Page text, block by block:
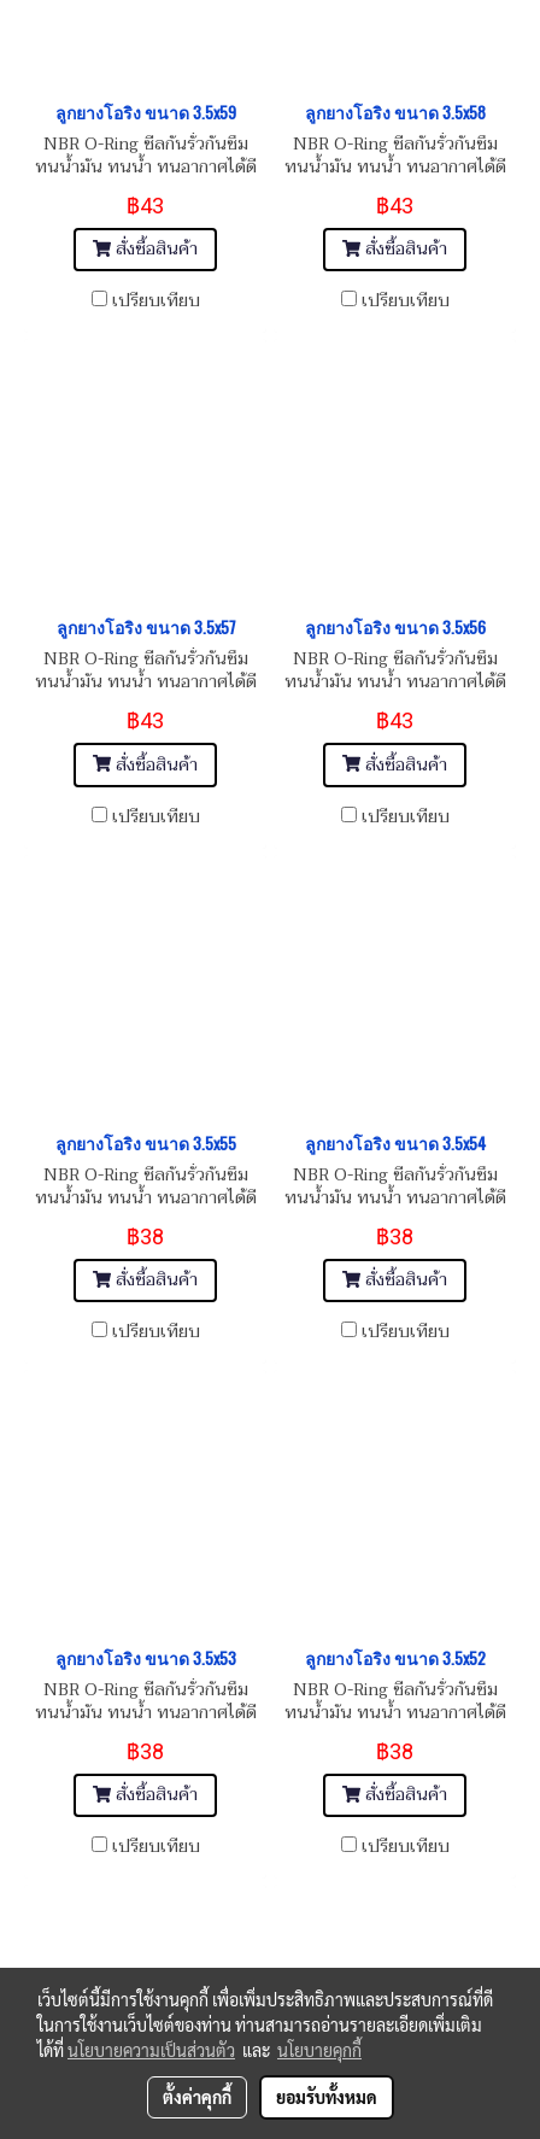
ลูกยางโอริง ขนาด 3.5x59
NBR O-Ring ซีลกันรั่วกันซึม
ทนน้ำมัน ทนน้ำ ทนอากาศได้ดี
฿43
สั่งซื้อสินค้า
เปรียบเทียบ
ลูกยางโอริง ขนาด 3.5x58
NBR O-Ring ซีลกันรั่วกันซึม
ทนน้ำมัน ทนน้ำ ทนอากาศได้ดี
฿43
สั่งซื้อสินค้า
เปรียบเทียบ
ลูกยางโอริง ขนาด 3.5x57
NBR O-Ring ซีลกันรั่วกันซึม
ทนน้ำมัน ทนน้ำ ทนอากาศได้ดี
฿43
สั่งซื้อสินค้า
เปรียบเทียบ
ลูกยางโอริง ขนาด 3.5x56
NBR O-Ring ซีลกันรั่วกันซึม
ทนน้ำมัน ทนน้ำ ทนอากาศได้ดี
฿43
สั่งซื้อสินค้า
เปรียบเทียบ
ลูกยางโอริง ขนาด 3.5x55
NBR O-Ring ซีลกันรั่วกันซึม
ทนน้ำมัน ทนน้ำ ทนอากาศได้ดี
฿38
สั่งซื้อสินค้า
เปรียบเทียบ
ลูกยางโอริง ขนาด 3.5x54
NBR O-Ring ซีลกันรั่วกันซึม
ทนน้ำมัน ทนน้ำ ทนอากาศได้ดี
฿38
สั่งซื้อสินค้า
เปรียบเทียบ
ลูกยางโอริง ขนาด 3.5x53
NBR O-Ring ซีลกันรั่วกันซึม
ทนน้ำมัน ทนน้ำ ทนอากาศได้ดี
฿38
สั่งซื้อสินค้า
เปรียบเทียบ
ลูกยางโอริง ขนาด 3.5x52
NBR O-Ring ซีลกันรั่วกันซึม
ทนน้ำมัน ทนน้ำ ทนอากาศได้ดี
฿38
สั่งซื้อสินค้า
เปรียบเทียบ
เว็บไซต์นี้มีการใช้งานคุกกี้ เพื่อเพิ่มประสิทธิภาพและประสบการณ์ที่ดี
ในการใช้งานเว็บไซต์ของท่าน ท่านสามารถอ่านรายละเอียดเพิ่มเติม
ได้ที่นโยบายความเป็นส่วนตัว และ นโยบายคุกกี้
ตั้งค่าคุกกี้ ยอมรับทั้งหมด